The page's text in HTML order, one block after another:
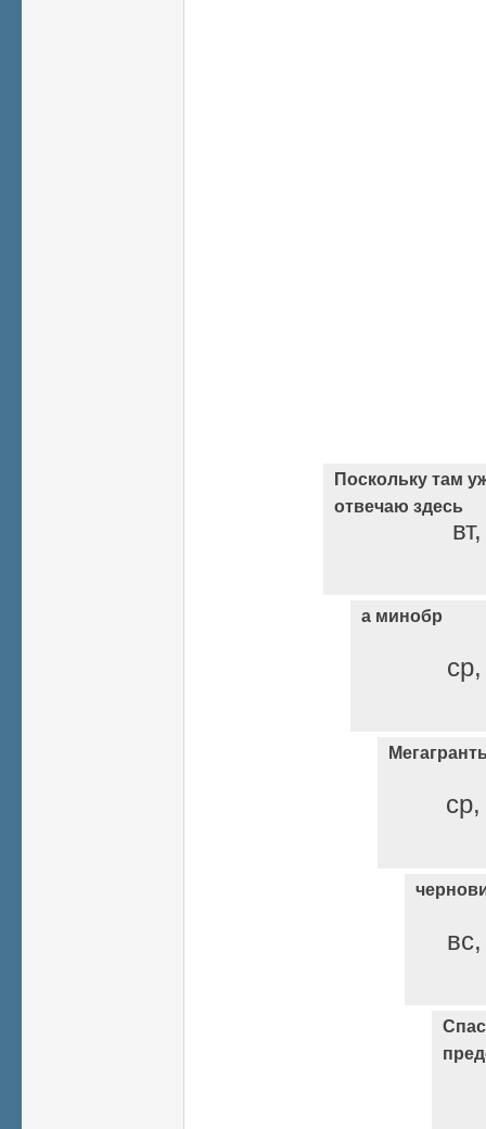
Поскольку там
отвечаю здесь
а минобр